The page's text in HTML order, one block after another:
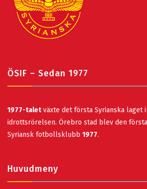
ÖSIF – Sedan 1977
1977-taletväxte det första Syrianska laget
idrottsrörelsen. Örebro stad blev den
Syriansk fotbollsklubb 1977.
Huvudmeny